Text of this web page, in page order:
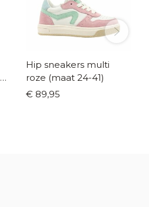
Hip sneakers multi
roze (maat 24-41)
€ 89,95